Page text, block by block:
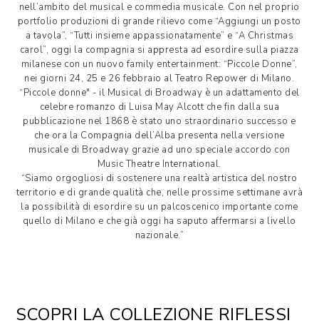
nell’ambito del musical e commedia musicale. Con nel proprio
portfolio produzioni di grande rilievo come “Aggiungi un posto
a tavola”, “Tutti insieme appassionatamente” e “A Christmas
carol”, oggi la compagnia si appresta ad esordire sulla piazza
milanese con un nuovo family entertainment: “Piccole Donne”,
nei giorni 24, 25 e 26 febbraio al Teatro Repower di Milano.
“Piccole donne" - il Musical di Broadway è un adattamento del
celebre romanzo di Luisa May Alcott che fin dalla sua
pubblicazione nel 1868 è stato uno straordinario successo e
che ora la Compagnia dell’Alba presenta nella versione
musicale di Broadway grazie ad uno speciale accordo con
Music Theatre International.
“Siamo orgogliosi di sostenere una realtà artistica del nostro
territorio e di grande qualità che, nelle prossime settimane avrà
la possibilità di esordire su un palcoscenico importante come
quello di Milano e che già oggi ha saputo affermarsi a livello
nazionale.”
SCOPRI LA COLLEZIONE RIFLESSI